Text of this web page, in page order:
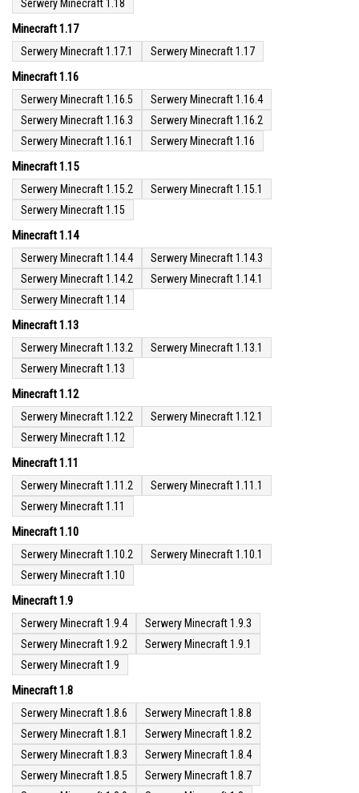
Serwery Minecraft 1.18
Minecraft 1.17
Serwery Minecraft 1.17.1 Serwery Minecraft 1.17
Minecraft 1.16
Serwery Minecraft 1.16.5
Serwery Minecraft 1.16.4
Serwery Minecraft 1.16.3
Serwery Minecraft 1.16.2
Serwery Minecraft 1.16.1
Serwery Minecraft 1.16
Minecraft 1.15
Serwery Minecraft 1.15.2
Serwery Minecraft 1.15.1
Serwery Minecraft 1.15
Minecraft 1.14
Serwery Minecraft 1.14.4
Serwery Minecraft 1.14.3
Serwery Minecraft 1.14.2
Serwery Minecraft 1.14.1
Serwery Minecraft 1.14
Minecraft 1.13
Serwery Minecraft 1.13.2
Serwery Minecraft 1.13.1
Serwery Minecraft 1.13
Minecraft 1.12
Serwery Minecraft 1.12.2
Serwery Minecraft 1.12.1
Serwery Minecraft 1.12
Minecraft 1.11
Serwery Minecraft 1.11.2
Serwery Minecraft 1.11.1
Serwery Minecraft 1.11
Minecraft 1.10
Serwery Minecraft 1.10.2
Serwery Minecraft 1.10.1
Serwery Minecraft 1.10
Minecraft 1.9
Serwery Minecraft 1.9.4
Serwery Minecraft 1.9.3
Serwery Minecraft 1.9.2
Serwery Minecraft 1.9.1
Serwery Minecraft 1.9
Minecraft 1.8
Serwery Minecraft 1.8.6
Serwery Minecraft 1.8.8
Serwery Minecraft 1.8.1
Serwery Minecraft 1.8.2
Serwery Minecraft 1.8.3
Serwery Minecraft 1.8.4
Serwery Minecraft 1.8.5
Serwery Minecraft 1.8.7